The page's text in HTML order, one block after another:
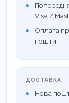
Visa /
Оплата
пошти
ДОСТАВКА
Нова